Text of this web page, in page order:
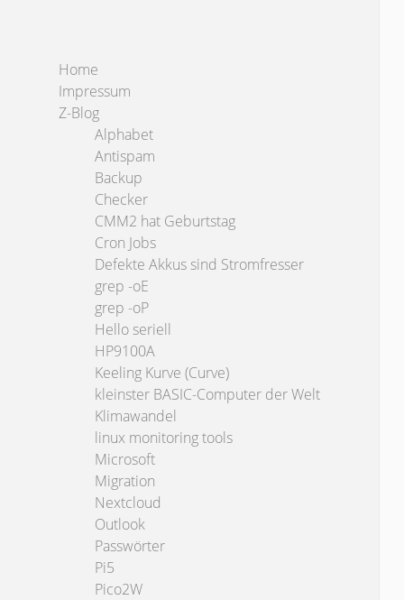
Home
Impressum
Z-Blog
Alphabet
Antispam
Backup
Checker
CMM2 hat Geburtstag
Cron Jobs
Defekte Akkus sind Stromfresser
grep -oE
grep -oP
Hello seriell
HP9100A
Keeling Kurve (Curve)
kleinster BASIC-Computer der Welt
Klimawandel
linux monitoring tools
Microsoft
Migration
Nextcloud
Outlook
Passwörter
Pi5
Pico2W